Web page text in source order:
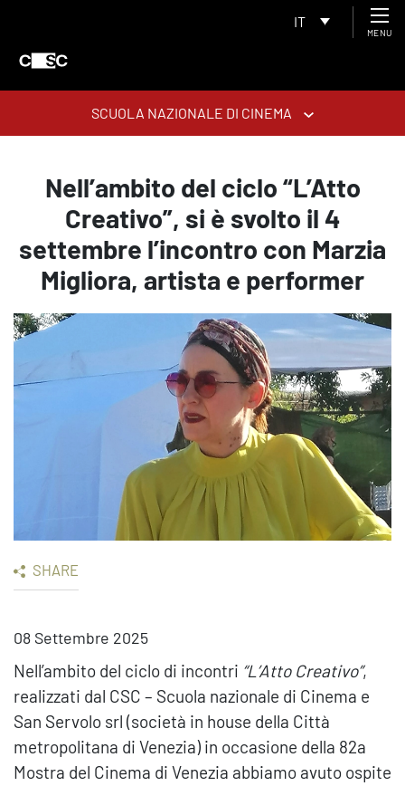
IT
MENU
SCUOLA NAZIONALE DI CINEMA
Nell’ambito del ciclo “L’Atto
Creativo”, si è svolto il 4
settembre l’incontro con Marzia
Migliora, artista e performer
SHARE
08 Settembre 2025
Nell’ambito del ciclo di incontri “L’Atto Creativo”,
realizzati dal CSC – Scuola nazionale di Cinema e
San Servolo srl (società in house della Città
metropolitana di Venezia) in occasione della 82a
Mostra del Cinema di Venezia abbiamo avuto ospite